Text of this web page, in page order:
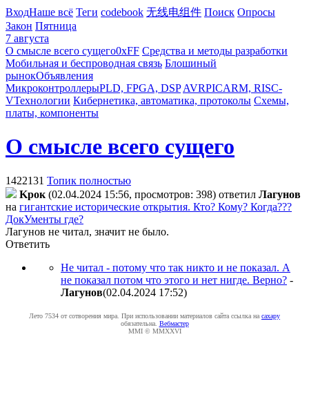
ВходНаше всё Теги codebook 无线电组件 Поиск Опросы
Закон Пятница
7 августа
О смысле всего сущего0xFF Средства и методы разработки
Мобильная и беспроводная связь Блошиный
рынокОбъявления
МикроконтроллерыPLD, FPGA, DSP AVRPICARM, RISC-
VТехнологии Кибернетика, автоматика, протоколы Схемы,
платы, компоненты
О смысле всего сущего
1422131 Топик полностью
Kpoк (02.04.2024 15:56, просмотров: 398) ответил Лaгyнoв
на гигантские исторические открытия. Кто? Кому? Когда???
ДокУменты где?
Лагунов не читал, значит не было.
Ответить
Не читал - потому что так никто и не показал. А
не показал потом что этого и нет нигде. Верно? -
Лaгyнoв(02.04.2024 17:52)
Лето 7534 от сотворения мира. При использовании материалов сайта ссылка на caxapу
обязательна. Вебмастер
MMI © MMXXVI